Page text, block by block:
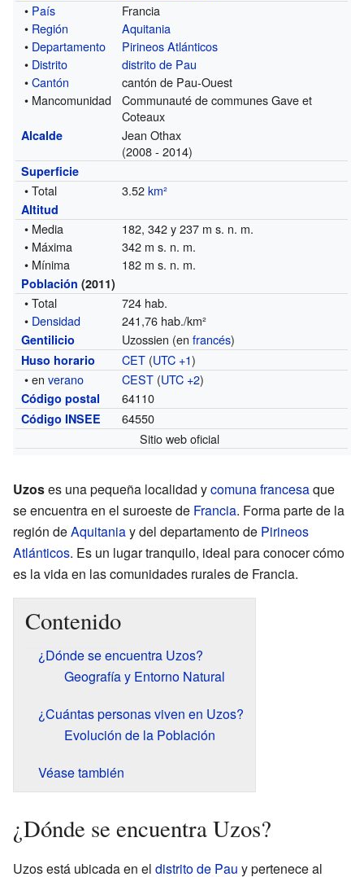
• País
Francia
• Región
Aquitania
• Departamento
Pirineos Atlánticos
• Distrito
distrito de Pau
•Cantón
cantón de Pau-Ouest
• Mancomunidad
Communauté de communes Gave et
Coteaux
Alcalde
Jean Othax
(2008 - 2014)
Superficie
• Total 3.52km²
Altitud
• Media
182, 342 y 237 m s. n. m.
• Máxima
342 m s. n. m.
• Mínima
182 m s. n. m.
Población (2011)
• Total
724 hab.
• Densidad 241,76 hab./km²
Gentilicio Uzossien (enfrancés)
Huso horario CET (UTC +1)
• enverano CEST (UTC +2)
Código postal 64110
Código INSEE
64550
Sitio web oficial
Uzoses una pequeña localidad ycomuna francesaque
se encuentra en el suroeste de Francia. Forma parte de la
región deAquitaniay del departamento de Pirineos
Atlánticos. Es un lugar tranquilo, ideal para conocer cómo
es la vida en las comunidades rurales de Francia.
Contenido
¿Dónde se encuentra Uzos?
Geografía y Entorno Natural
¿Cuántas personas viven en Uzos?
Evolución de la Población
Véase también
¿Dónde se encuentra Uzos?
Uzos está ubicada en el distrito de Pau y pertenece al